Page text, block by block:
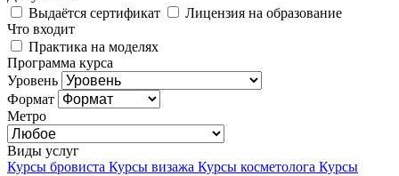
Выдаётся сертификат
Лицензия на образование
Что входит
Практика на моделях
Программа курса
Уровень
Формат
Метро
Виды услуг
Курсы бровиста Курсы визажа Курсы косметолога Курсы